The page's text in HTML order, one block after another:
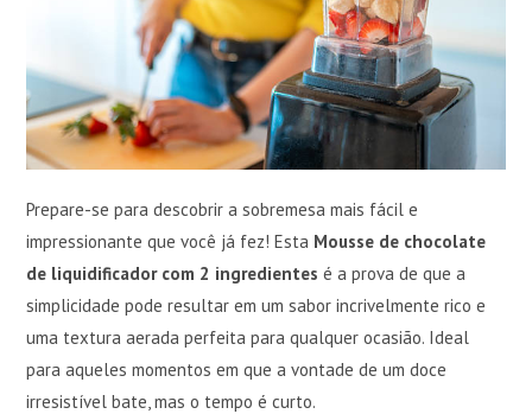
Prepare-se para descobrir a sobremesa mais fácil e
impressionante que você já fez! Esta Mousse de chocolate
de liquidificador com 2 ingredientes é a prova de que a
simplicidade pode resultar em um sabor incrivelmente rico e
uma textura aerada perfeita para qualquer ocasião. Ideal
para aqueles momentos em que a vontade de um doce
irresistível bate, mas o tempo é curto.